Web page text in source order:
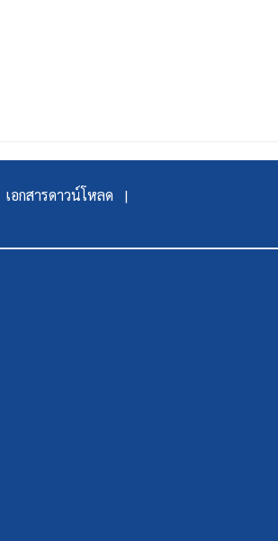
เอกสารดาวน์โหลด |